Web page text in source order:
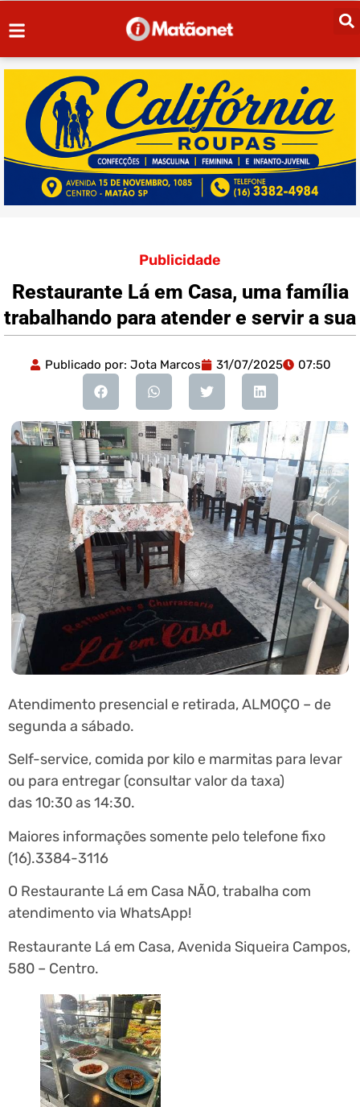
Publicidade
Restaurante Lá em Casa, uma família
trabalhando para atender e servir a sua
Publicado por: Jota Marcos 31/07/2025 07:50
Atendimento presencial e retirada, ALMOÇO – de
segunda a sábado.
Self-service, comida por kilo e marmitas para levar
ou para entregar (consultar valor da taxa)
das 10:30 as 14:30.
Maiores informações somente pelo telefone fixo
(16).3384-3116
O Restaurante Lá em Casa NÃO, trabalha com
atendimento via WhatsApp!
Restaurante Lá em Casa, Avenida Siqueira Campos,
580 – Centro.